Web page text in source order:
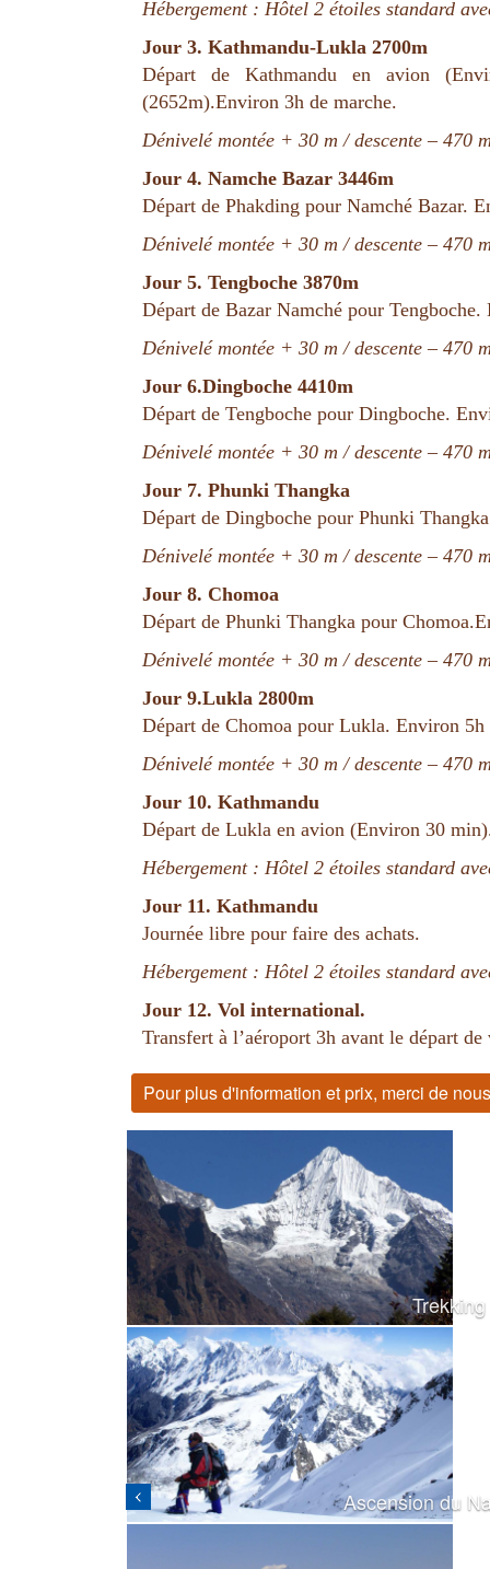
Hébergement : Hôtel 2 étoiles standard
Jour 3. Kathmandu-Lukla 2700m
Départ de Kathmandu en avion
(2652m).Environ 3h de marche.
Dénivelé montée + 30 m / descente – 470
Jour 4. Namche Bazar 3446m
Départ de Phakding pour Namché Bazar.
Dénivelé montée + 30 m / descente – 470
Jour 5. Tengboche 3870m
Départ de Bazar Namché pour
Dénivelé montée + 30 m / descente – 470
Jour 6.Dingboche 4410m
Départ de Tengboche pour Dingboche.
Dénivelé montée + 30 m / descente – 470
Jour 7. Phunki Thangka
Départ de Dingboche pour Phunki
Dénivelé montée + 30 m / descente – 470
Jour 8. Chomoa
Départ de Phunki Thangka pour
Dénivelé montée + 30 m / descente – 470
Jour 9.Lukla 2800m
Départ de Chomoa pour Lukla. Environ 5h
Dénivelé montée + 30 m / descente – 470
Jour 10. Kathmandu
Départ de Lukla en avion (Environ 30
Hébergement : Hôtel 2 étoiles standard
Jour 11. Kathmandu
Journée libre pour faire des achats.
Hébergement : Hôtel 2 étoiles standard
Jour 12. Vol international.
Transfert à l’aéroport 3h avant le départ
Pour plus d'information et prix, merci de
Ascension du